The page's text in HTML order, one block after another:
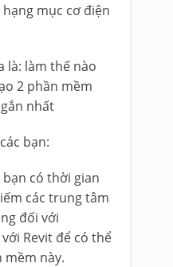
mục cơ điện
là: làm thế nào
2 phần mềm
nhất
bạn:
có thời gian
các trung tâm
đối với
Revit để có thể
mềm này.